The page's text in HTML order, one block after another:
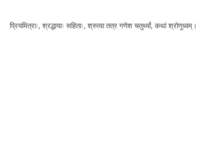
प्रियमित्राः, श्रद्धायाः सहिताः, श्रुत्वा तत्र गणेश चतुर्थ्यां, कथां श्रोणुध्वम्।